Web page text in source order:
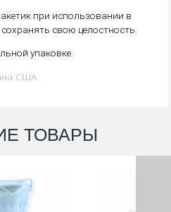
при использовании в
свою целостность.
упаковке.
США.
ТОВАРЫ